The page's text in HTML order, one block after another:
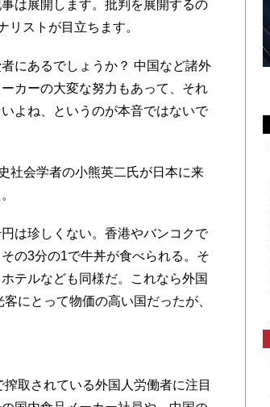
は展開します。批判を展開するの
リストが目立ちます。
にあるでしょうか？ 中国など諸外
カーの大変な努力もあって、それ
よね、というのが本音ではないで
社会学者の小熊英二氏が日本に来
は珍しくない。香港やバンコクで
の3分の1で牛丼が食べられる。そ
テルなども同様だ。これなら外国
にとって物価の高い国だったが、
取されている外国人労働者に注目